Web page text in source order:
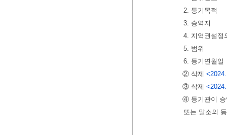
2. 등기목적
3. 승역지
4. 지역권설정
5. 범위
6. 등기연월일
② 삭제
③ 삭제
④ 등기관이 승
또는 말소의